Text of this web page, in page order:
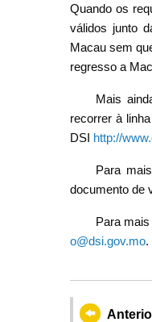
Quando os
válidos junto
Macau sem
regresso a
Mais
recorrer à
DSI http://
Para
documento de
Para
o@dsi.gov.mo.